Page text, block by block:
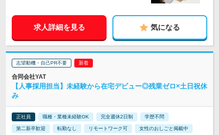
求人詳細を見る 気になる
志望動機・自己PR不要
合同会社YAT
【人事採用担当】未経験から在宅デビュー◎残業ゼロ×土日祝休
み
正社員 職種・業種未経験OK 完全週休2日制 学歴不問
第二新卒歓迎 転勤なし リモートワーク可 女性のおしごと掲載中